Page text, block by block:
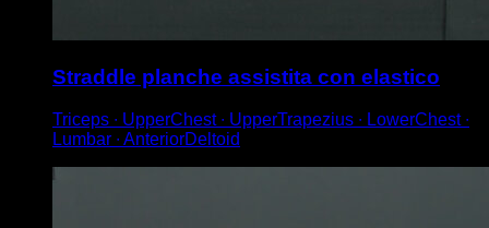
Straddle planche assistita con elastico
Triceps ∙ UpperChest ∙ UpperTrapezius ∙ LowerChest ∙
Lumbar ∙ AnteriorDeltoid